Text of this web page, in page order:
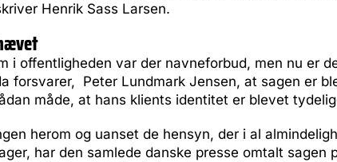
Henrik Sass Larsen.
i offentligheden var der navneforbud, men nu er
forsvarer, Peter Lundmark Jensen, at sagen er
måde, at hans klients identitet er blevet
herom og uanset de hensyn, der i al
har den samlede danske presse omtalt sagen